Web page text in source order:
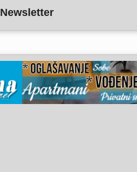
Newsletter